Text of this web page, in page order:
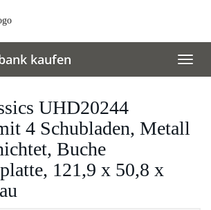
kaufen
UHD20244
4 Schubladen, Metall
Buche
121,9 x 50,8 x